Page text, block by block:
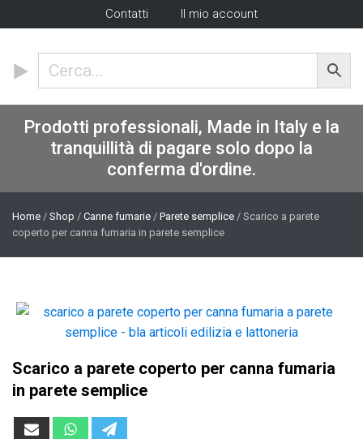
Contatti Il mio account
Prodotti professionali, Made in Italy e la
tranquillità di pagare solo dopo la
conferma d'ordine.
Home / Shop / Canne fumarie / Parete semplice / Scarico a parete
coperto per canna fumaria in parete semplice
Scarico a parete coperto per canna fumaria
in parete semplice